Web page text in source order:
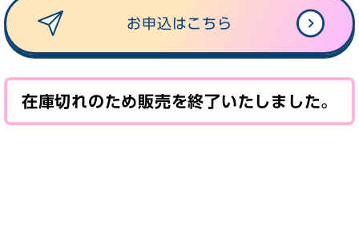
お申込はこちら
在庫切れのため販売を終了いたしました。